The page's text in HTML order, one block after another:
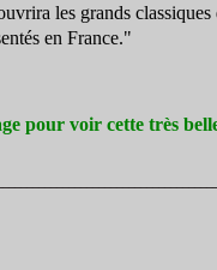
les grands classiques
en France."
pour voir cette très
: EXPOSITION LES